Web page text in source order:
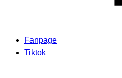
Fanpage
Tiktok